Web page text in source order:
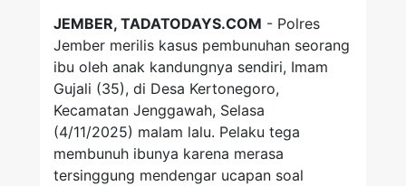
JEMBER, TADATODAYS.COM - Polres
Jember merilis kasus pembunuhan seorang
ibu oleh anak kandungnya sendiri, Imam
Gujali (35), di Desa Kertonegoro,
Kecamatan Jenggawah, Selasa
(4/11/2025) malam lalu. Pelaku tega
membunuh ibunya karena merasa
tersinggung mendengar ucapan soal